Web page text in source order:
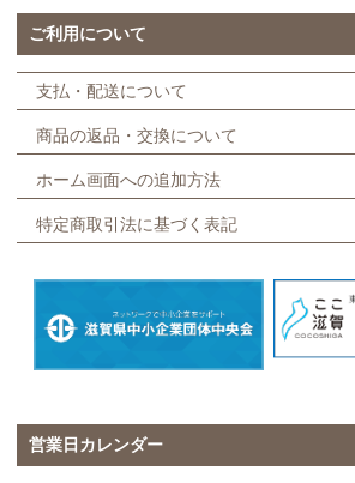
ご利用について
支払・配送について
商品の返品・交換について
ホーム画面への追加方法
特定商取引法に基づく表記
営業日カレンダー